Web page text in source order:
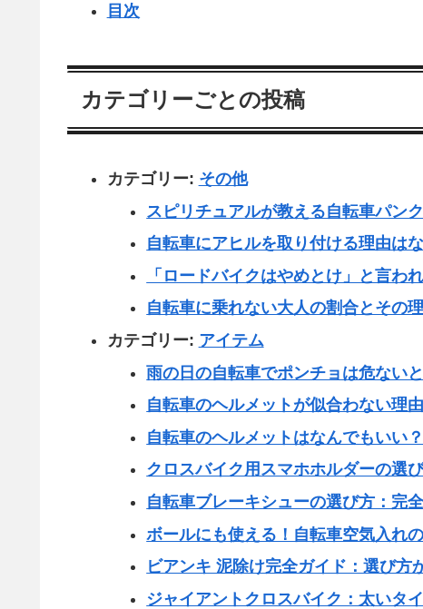
目次
カテゴリーごとの投稿
カテゴリー: その他
スピリチュアルが教える自転車パン
自転車にアヒルを取り付ける理由は
「ロードバイクはやめとけ」と言わ
自転車に乗れない大人の割合とその
カテゴリー: アイテム
雨の日の自転車でポンチョは危ない
自転車のヘルメットが似合わない理
自転車のヘルメットはなんでもいい
クロスバイク用スマホホルダーの選
自転車ブレーキシューの選び方：完
ボールにも使える！自転車空気入れ
ビアンキ 泥除け完全ガイド：選び方
ジャイアントクロスバイク：太いタ